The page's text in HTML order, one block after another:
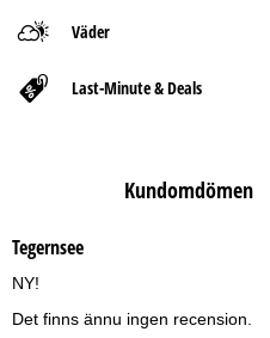
Väder
Last-Minute & Deals
Kundomdömen
Tegernsee
NY!
Det finns ännu ingen recension.